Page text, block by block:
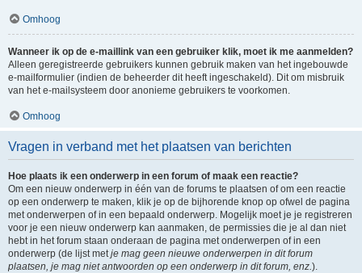
Omhoog
Wanneer ik op de e-maillink van een gebruiker klik, moet ik me aanmelden?
Alleen geregistreerde gebruikers kunnen gebruik maken van het ingebouwde
e-mailformulier (indien de beheerder dit heeft ingeschakeld). Dit om misbruik
van het e-mailsysteem door anonieme gebruikers te voorkomen.
Omhoog
Vragen in verband met het plaatsen van berichten
Hoe plaats ik een onderwerp in een forum of maak een reactie?
Om een nieuw onderwerp in één van de forums te plaatsen of om een reactie
op een onderwerp te maken, klik je op de bijhorende knop op ofwel de pagina
met onderwerpen of in een bepaald onderwerp. Mogelijk moet je je registreren
voor je een nieuw onderwerp kan aanmaken, de permissies die je al dan niet
hebt in het forum staan onderaan de pagina met onderwerpen of in een
onderwerp (de lijst met je mag geen nieuwe onderwerpen in dit forum
plaatsen, je mag niet antwoorden op een onderwerp in dit forum, enz. ).